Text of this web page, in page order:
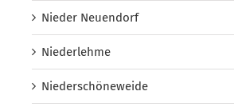
Nieder Neuendorf
Niederlehme
Niederschöneweide